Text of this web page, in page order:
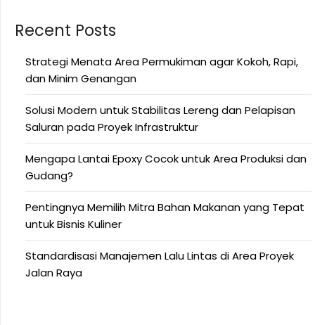
Recent Posts
Strategi Menata Area Permukiman agar Kokoh, Rapi,
dan Minim Genangan
Solusi Modern untuk Stabilitas Lereng dan Pelapisan
Saluran pada Proyek Infrastruktur
Mengapa Lantai Epoxy Cocok untuk Area Produksi dan
Gudang?
Pentingnya Memilih Mitra Bahan Makanan yang Tepat
untuk Bisnis Kuliner
Standardisasi Manajemen Lalu Lintas di Area Proyek
Jalan Raya